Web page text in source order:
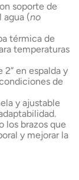
soporte de
(no
térmica de
temperaturas
en espalda y
de
y ajustable
los brazos que
y mejorar la